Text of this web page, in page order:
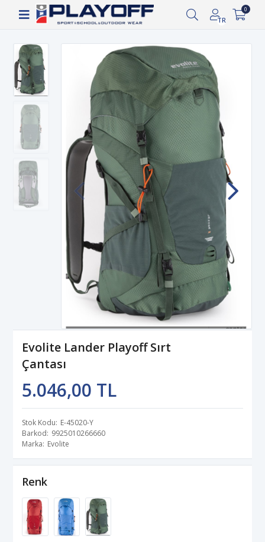
Siparişin 2-8 iş günü arasında kargoya verilecektir.
TR
0
Evolite Lander Playoff Sırt
Çantası
5.046,00 TL
Stok Kodu E-45020-Y
Barkod 9925010266660
Marka Evolite
Renk